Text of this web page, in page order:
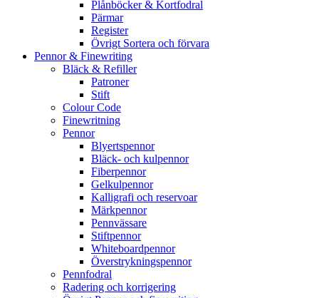
Plånböcker & Kortfodral
Pärmar
Register
Övrigt Sortera och förvara
Pennor & Finewriting
Bläck & Refiller
Patroner
Stift
Colour Code
Finewritning
Pennor
Blyertspennor
Bläck- och kulpennor
Fiberpennor
Gelkulpennor
Kalligrafi och reservoar
Märkpennor
Pennvässare
Stiftpennor
Whiteboardpennor
Överstrykningspennor
Pennfodral
Radering och korrigering